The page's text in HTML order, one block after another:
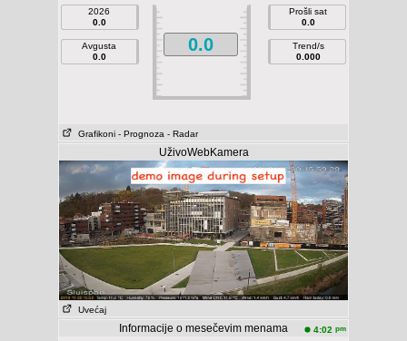
2026
0.0
Avgusta
0.0
0.0
Prošli sat
0.0
Trend/s
0.000
Grafikoni - Prognoza - Radar
UživoWebKamera
Uvećaj
Informacije o mesečevim menama 4:02 pm